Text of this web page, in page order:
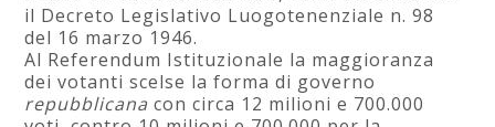
il Decreto Legislativo Luogotenenziale n. 98
del 16 marzo 1946.
Al Referendum Istituzionale la maggioranza
dei votanti scelse la forma di governo
repubblicana con circa 12 milioni e 700.000